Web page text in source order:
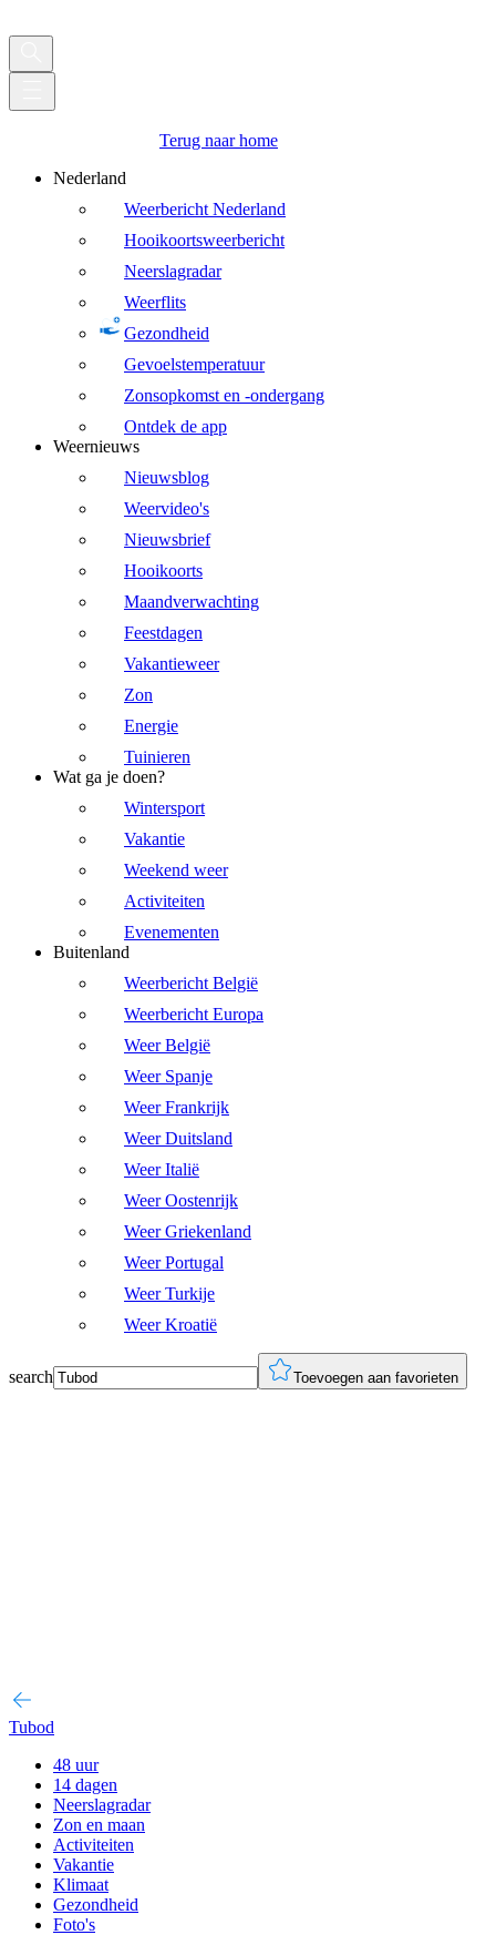
Terug naar home
Nederland
Weerbericht Nederland
Hooikoortsweerbericht
Neerslagradar
Weerflits
Gezondheid
Gevoelstemperatuur
Zonsopkomst en -ondergang
Ontdek de app
Weernieuws
Nieuwsblog
Weervideo's
Nieuwsbrief
Hooikoorts
Maandverwachting
Feestdagen
Vakantieweer
Zon
Energie
Tuinieren
Wat ga je doen?
Wintersport
Vakantie
Weekend weer
Activiteiten
Evenementen
Buitenland
Weerbericht België
Weerbericht Europa
Weer België
Weer Spanje
Weer Frankrijk
Weer Duitsland
Weer Italië
Weer Oostenrijk
Weer Griekenland
Weer Portugal
Weer Turkije
Weer Kroatië
search Toevoegen aan favorieten
Tubod
48 uur
14 dagen
Neerslagradar
Zon en maan
Activiteiten
Vakantie
Klimaat
Gezondheid
Foto's